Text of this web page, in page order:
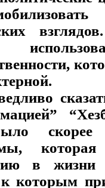
скорее
в
которым